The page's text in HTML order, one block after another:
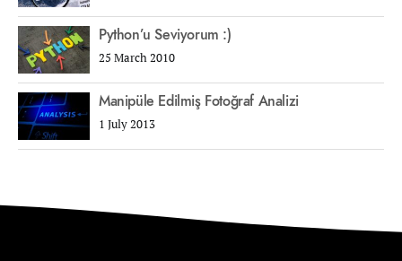
Python’u Seviyorum :)
25 March 2010
Manipüle Edilmiş Fotoğraf Analizi
1 July 2013